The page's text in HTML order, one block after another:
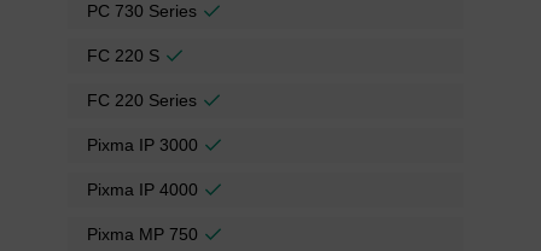
PC 730 Series
FC 220 S
FC 220 Series
Pixma IP 3000
Pixma IP 4000
Pixma MP 750